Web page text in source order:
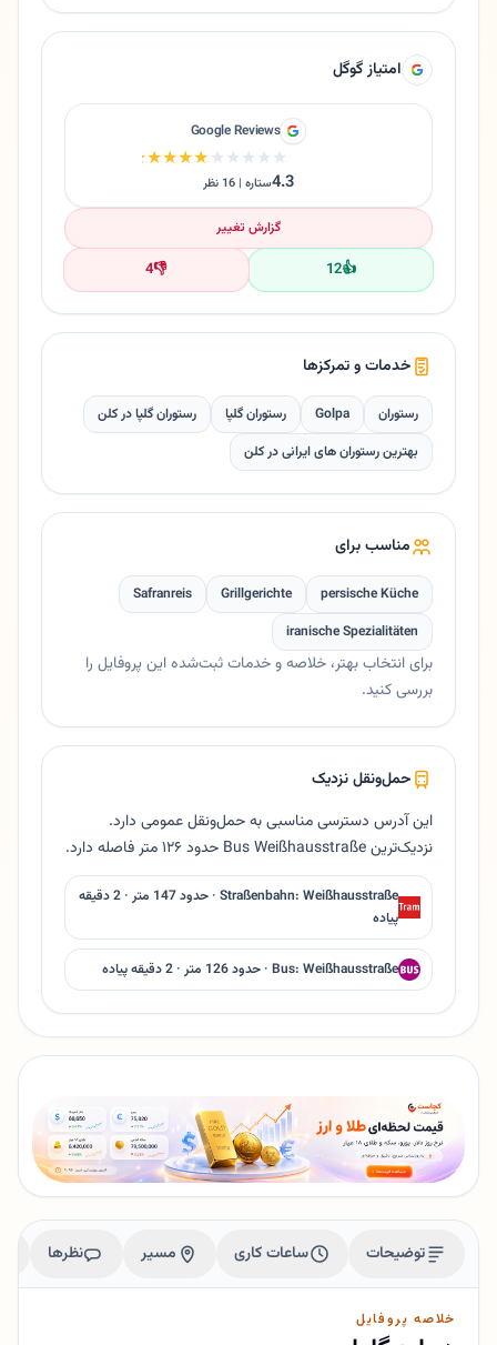
امتیاز گوگل
Google Reviews
★★★★★
★★★★★
4.3ستاره | 16 نظر
گزارش تغییر
👍
12
👎
4
خدمات و تمرکزها
رستوران Golpa رستوران گلپا
رستوران گلپا در کلن
بهترین رستوران های ایرانی در کلن
مناسب برای
persische Küche
Grillgerichte
Safranreis
iranische Spezialitäten
برای انتخاب بهتر، خلاصه و خدمات ثبت‌شده این پروفایل را
بررسی کنید.
حمل‌ونقل نزدیک
این آدرس دسترسی مناسبی به حمل‌ونقل عمومی دارد.
نزدیک‌ترین Bus Weißhausstraße حدود ۱۲۶ متر فاصله دارد.
Straßenbahn: Weißhausstraße · حدود 147 متر · 2 دقیقه
پیاده
Bus: Weißhausstraße · حدود 126 متر · 2 دقیقه پیاده
توضیحات ساعات کاری مسیر نظرها
خلاصه پروفایل